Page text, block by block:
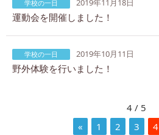
学校の一日 2019年11月18日
運動会を開催しました！
学校の一日 2019年10月11日
野外体験を行いました！
4 / 5
«
1 2 3 4